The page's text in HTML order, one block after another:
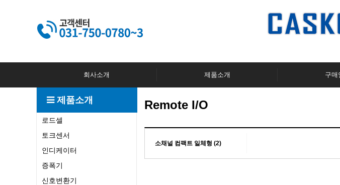
회사소개 제품소개 구매
제품소개
로드셀
토크센서
인디케이터
증폭기
신호변환기
Remote I/O
소채널 컴팩트 일체형 (2)